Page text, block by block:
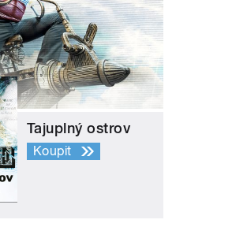
Tajuplný ostrov
Koupit